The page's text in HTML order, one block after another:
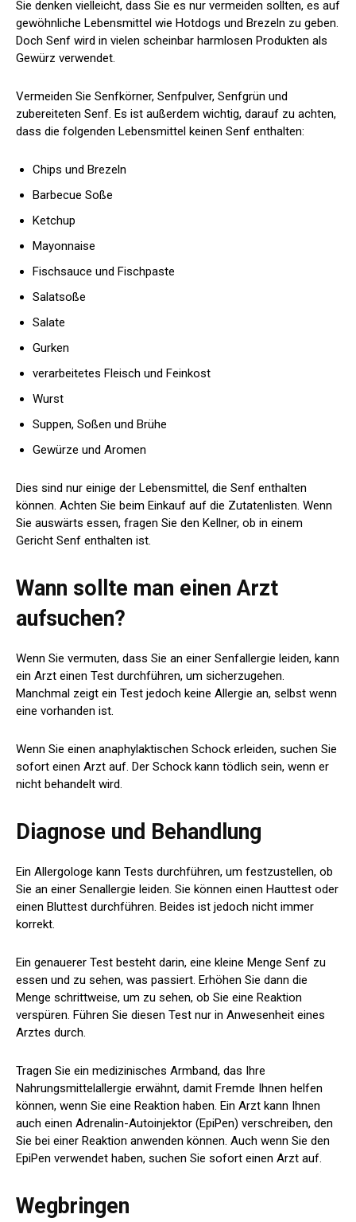
Sie denken vielleicht, dass Sie es nur vermeiden sollten, es auf
gewöhnliche Lebensmittel wie Hotdogs und Brezeln zu geben.
Doch Senf wird in vielen scheinbar harmlosen Produkten als
Gewürz verwendet.
Vermeiden Sie Senfkörner, Senfpulver, Senfgrün und
zubereiteten Senf. Es ist außerdem wichtig, darauf zu achten,
dass die folgenden Lebensmittel keinen Senf enthalten:
Chips und Brezeln
Barbecue Soße
Ketchup
Mayonnaise
Fischsauce und Fischpaste
Salatsoße
Salate
Gurken
verarbeitetes Fleisch und Feinkost
Wurst
Suppen, Soßen und Brühe
Gewürze und Aromen
Dies sind nur einige der Lebensmittel, die Senf enthalten
können. Achten Sie beim Einkauf auf die Zutatenlisten. Wenn
Sie auswärts essen, fragen Sie den Kellner, ob in einem
Gericht Senf enthalten ist.
Wann sollte man einen Arzt
aufsuchen?
Wenn Sie vermuten, dass Sie an einer Senfallergie leiden, kann
ein Arzt einen Test durchführen, um sicherzugehen.
Manchmal zeigt ein Test jedoch keine Allergie an, selbst wenn
eine vorhanden ist.
Wenn Sie einen anaphylaktischen Schock erleiden, suchen Sie
sofort einen Arzt auf. Der Schock kann tödlich sein, wenn er
nicht behandelt wird.
Diagnose und Behandlung
Ein Allergologe kann Tests durchführen, um festzustellen, ob
Sie an einer Senallergie leiden. Sie können einen Hauttest oder
einen Bluttest durchführen. Beides ist jedoch nicht immer
korrekt.
Ein genauerer Test besteht darin, eine kleine Menge Senf zu
essen und zu sehen, was passiert. Erhöhen Sie dann die
Menge schrittweise, um zu sehen, ob Sie eine Reaktion
verspüren. Führen Sie diesen Test nur in Anwesenheit eines
Arztes durch.
Tragen Sie ein medizinisches Armband, das Ihre
Nahrungsmittelallergie erwähnt, damit Fremde Ihnen helfen
können, wenn Sie eine Reaktion haben. Ein Arzt kann Ihnen
auch einen Adrenalin-Autoinjektor (EpiPen) verschreiben, den
Sie bei einer Reaktion anwenden können. Auch wenn Sie den
EpiPen verwendet haben, suchen Sie sofort einen Arzt auf.
Wegbringen